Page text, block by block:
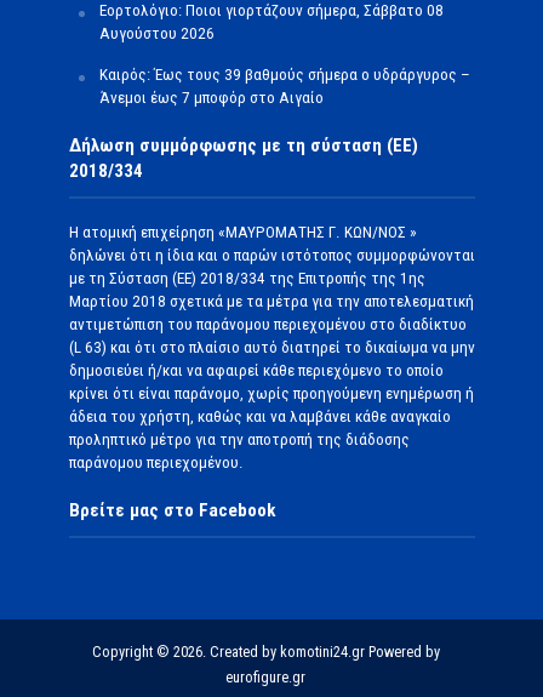
Εορτολόγιο: Ποιοι γιορτάζουν σήμερα, Σάββατο 08
Αυγούστου 2026
Καιρός: Έως τους 39 βαθμούς σήμερα ο υδράργυρος –
Άνεμοι έως 7 μποφόρ στο Αιγαίο
Δήλωση συμμόρφωσης με τη σύσταση (ΕΕ)
2018/334
Η ατομική επιχείρηση «ΜΑΥΡΟΜΑΤΗΣ Γ. ΚΩΝ/ΝΟΣ »
δηλώνει ότι η ίδια και ο παρών ιστότοπος συμμορφώνονται
με τη Σύσταση (ΕΕ) 2018/334 της Επιτροπής της 1ης
Μαρτίου 2018 σχετικά με τα μέτρα για την αποτελεσματική
αντιμετώπιση του παράνομου περιεχομένου στο διαδίκτυο
(L 63) και ότι στο πλαίσιο αυτό διατηρεί το δικαίωμα να μην
δημοσιεύει ή/και να αφαιρεί κάθε περιεχόμενο το οποίο
κρίνει ότι είναι παράνομο, χωρίς προηγούμενη ενημέρωση ή
άδεια του χρήστη, καθώς και να λαμβάνει κάθε αναγκαίο
προληπτικό μέτρο για την αποτροπή της διάδοσης
παράνομου περιεχομένου.
Βρείτε μας στο Facebook
Copyright © 2026. Created by komotini24.gr Powered by
eurofigure.gr